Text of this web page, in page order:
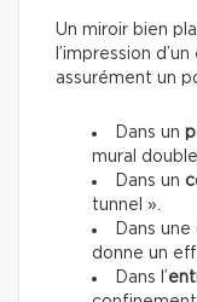
Un miroir bien
l’impression
assurément un
Dans un
mural
Dans un
tunnel ».
Dans une
donne un
Dans l’